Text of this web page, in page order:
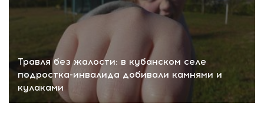
Травля без жалости: в кубанском селе
подростка-инвалида добивали камнями и
кулаками